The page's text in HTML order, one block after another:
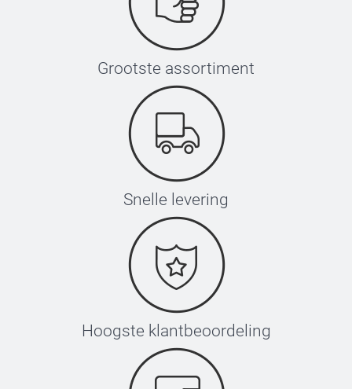
Grootste assortiment
Snelle levering
Hoogste klantbeoordeling